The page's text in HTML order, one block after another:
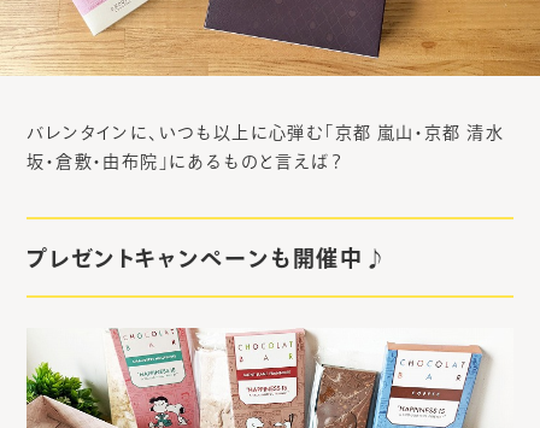
バレンタインに、いつも以上に心弾む「京都 嵐山・京都 清水
坂・倉敷・由布院」にあるものと言えば？
プレゼントキャンペーンも開催中♪